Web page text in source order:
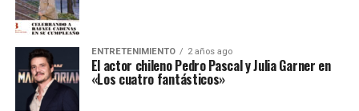
ENTRETENIMIENTO 2 años ago
El actor chileno Pedro Pascal y Julia Garner en
«Los cuatro fantásticos»